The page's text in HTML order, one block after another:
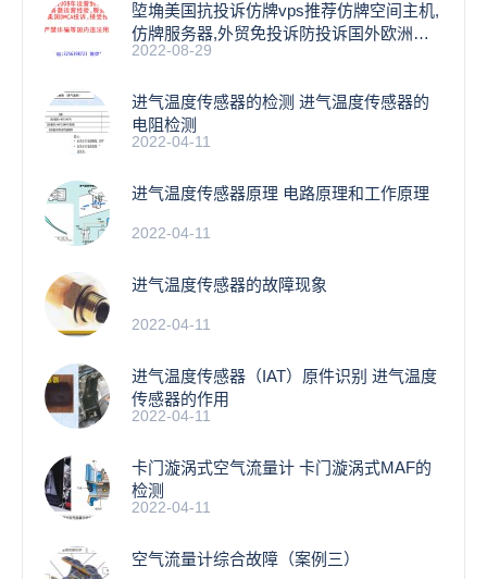
埅埆美国抗投诉仿牌vps推荐仿牌空间主机,
仿牌服务器,外贸免投诉防投诉国外欧洲荷
兰
2022-08-29
进气温度传感器的检测 进气温度传感器的
电阻检测
2022-04-11
进气温度传感器原理 电路原理和工作原理
2022-04-11
进气温度传感器的故障现象
2022-04-11
进气温度传感器（IAT）原件识别 进气温度
传感器的作用
2022-04-11
卡门漩涡式空气流量计 卡门漩涡式MAF的
检测
2022-04-11
空气流量计综合故障（案例三）